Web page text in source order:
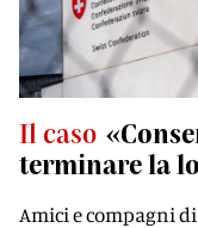
Il caso
terminare la
Amici e compagni